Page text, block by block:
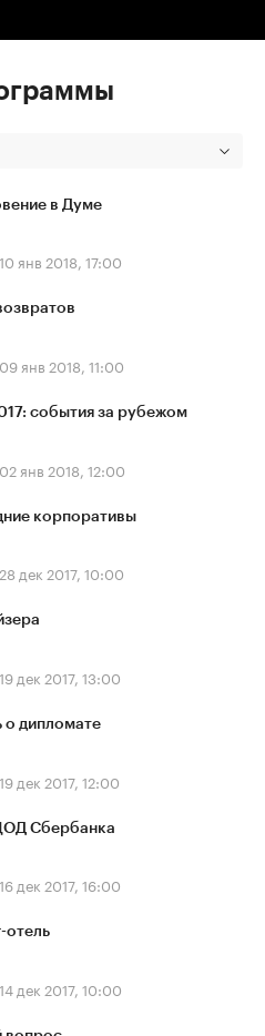
в Думе
10 янв 2018, 17:00
09 янв 2018, 11:00
события за рубежом
02 янв 2018, 12:00
корпоративы
28 дек 2017, 10:00
19 дек 2017, 13:00
о дипломате
19 дек 2017, 12:00
Сбербанка
16 дек 2017, 16:00
отель
14 дек 2017, 10:00